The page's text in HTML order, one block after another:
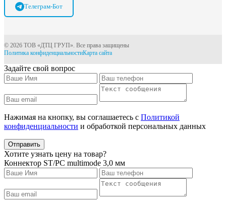
Телеграм-Бот
© 2026 ТОВ «ДТЦ ГРУП». Все права защищены
Политика конфиденциальностиКарта сайта
Задайте свой вопрос
Нажимая на кнопку, вы соглашаетесь с Политикой
конфиденциальности и обработкой персональных данных
Отправить
Хотите узнать цену на товар?
Коннектор ST/PC multimode 3,0 мм